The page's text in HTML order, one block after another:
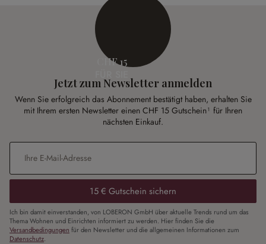
CHF 15
Jetzt zum Newsletter anmelden
Wenn Sie erfolgreich das Abonnement bestätigt haben, erhalten Sie
mit Ihrem ersten Newsletter einen CHF 15 Gutschein¹ für Ihren
nächsten Einkauf.
E-Mail-Adresse*
15 € Gutschein sichern
Ich bin damit einverstanden, von LOBERON GmbH über aktuelle Trends rund um das
Thema Wohnen und Einrichten informiert zu werden. Hier finden Sie die
Versandbedingungen für den Newsletter und die allgemeinen Informationen zum
Datenschutz.